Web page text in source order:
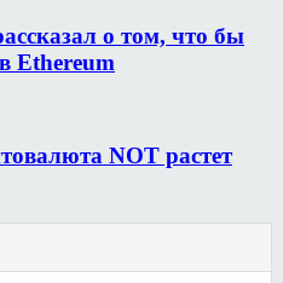
о том, что бы
Ethereum
NOT растет